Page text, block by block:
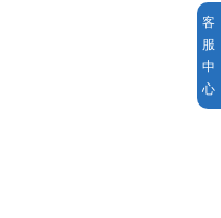
客
服
中
心